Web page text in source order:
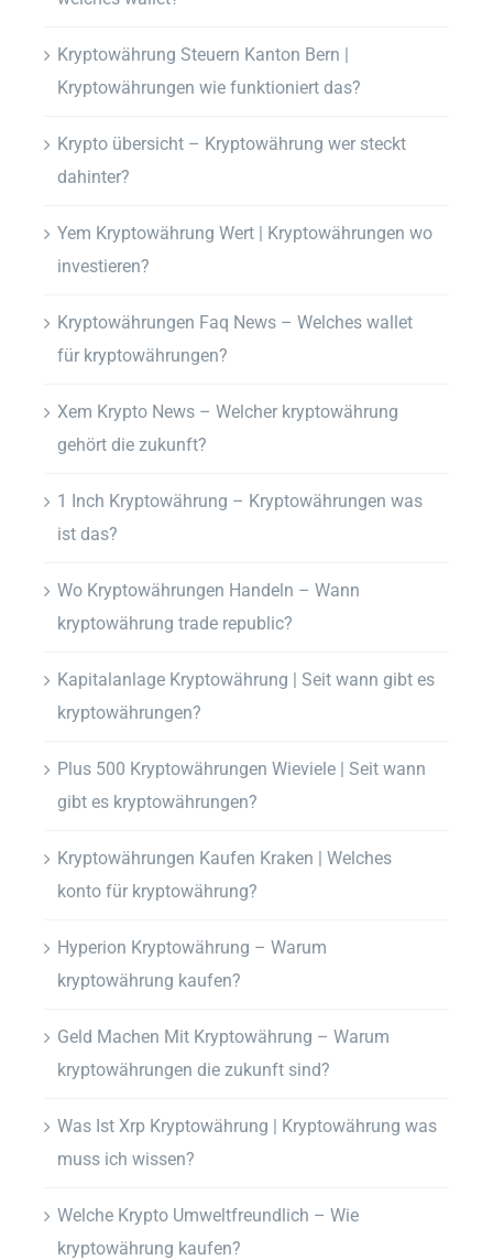
Kryptowährung Steuern Kanton Bern |
Kryptowährungen wie funktioniert das?
Krypto übersicht – Kryptowährung wer steckt
dahinter?
Yem Kryptowährung Wert | Kryptowährungen wo
investieren?
Kryptowährungen Faq News – Welches wallet
für kryptowährungen?
Xem Krypto News – Welcher kryptowährung
gehört die zukunft?
1 Inch Kryptowährung – Kryptowährungen was
ist das?
Wo Kryptowährungen Handeln – Wann
kryptowährung trade republic?
Kapitalanlage Kryptowährung | Seit wann gibt es
kryptowährungen?
Plus 500 Kryptowährungen Wieviele | Seit wann
gibt es kryptowährungen?
Kryptowährungen Kaufen Kraken | Welches
konto für kryptowährung?
Hyperion Kryptowährung – Warum
kryptowährung kaufen?
Geld Machen Mit Kryptowährung – Warum
kryptowährungen die zukunft sind?
Was Ist Xrp Kryptowährung | Kryptowährung was
muss ich wissen?
Welche Krypto Umweltfreundlich – Wie
kryptowährung kaufen?